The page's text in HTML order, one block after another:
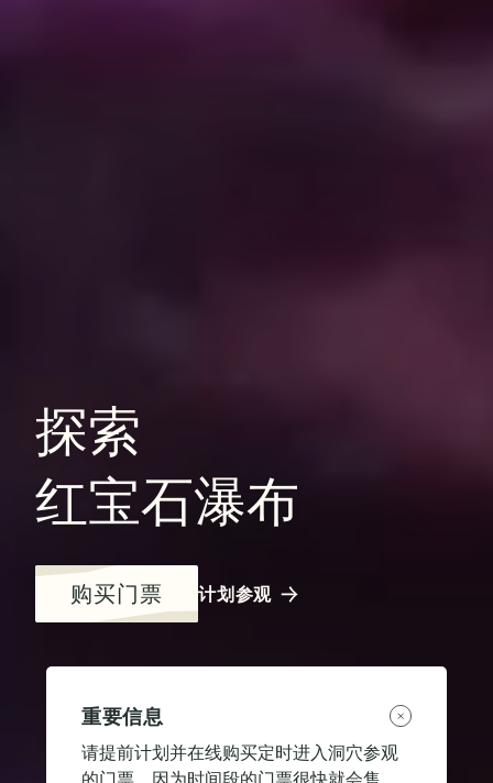
探索
红宝石瀑布
购买门票 计划参观
重要信息
请提前计划并在线购买定时进入洞穴参观
的门票，因为时间段的门票很快就会售